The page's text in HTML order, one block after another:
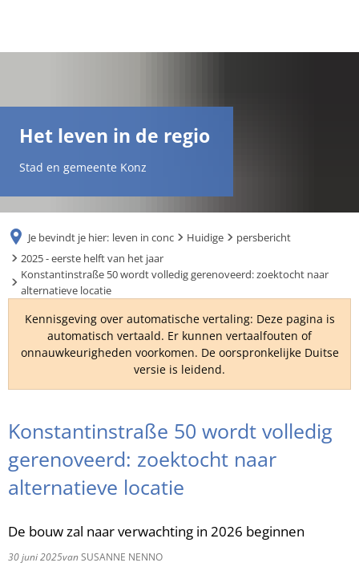
TR
UK
RU
Het leven in de regio
Stad en gemeente Konz
Je bevindt je hier: leven in conc Huidige
persbericht
2025 - eerste helft van het jaar
Konstantinstraße 50 wordt volledig gerenoveerd: zoektocht naar
alternatieve locatie
Kennisgeving over automatische vertaling: Deze pagina is
automatisch vertaald. Er kunnen vertaalfouten of
onnauwkeurigheden voorkomen. De oorspronkelijke Duitse
versie is leidend.
Konstantinstraße 50 wordt volledig
gerenoveerd: zoektocht naar
alternatieve locatie
De bouw zal naar verwachting in 2026 beginnen
30 juni 2025vanSUSANNE NENNO